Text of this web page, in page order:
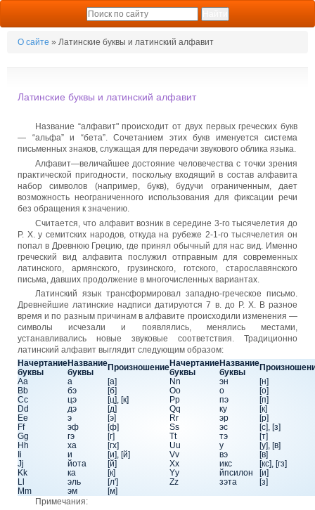
О сайте » Латинские буквы и латинский алфавит
Латинские буквы и латинский алфавит
Название “алфавит" происходит от двух первых греческих букв
— “альфа” и “бета”. Сочетанием этих букв именуется система
письменных знаков, служащая для передачи звукового облика языка.
Алфавит—величайшее достояние человечества с точки зрения
практической пригодности, поскольку входящий в состав алфавита
набор символов (например, букв), будучи ограниченным, дает
возможность неограниченного использования для фиксации речи
без обращения к значению.
Считается, что алфавит возник в середине 3-го тысячелетия до
Р. X. у семитских народов, откуда на рубеже 2-1-го тысячелетия он
попал в Древнюю Грецию, где принял обычный для нас вид. Именно
греческий вид алфавита послужил отправным для современных
латинского, армянского, грузинского, готского, старославянского
письма, давших продолжение в многочисленных вариантах.
Латинский язык трансформировал западно-греческое письмо.
Древнейшие латинские надписи датируются 7 в. до Р. X. В разное
время и по разным причинам в алфавите происходили изменения —
символы исчезали и появлялись, менялись местами,
устанавливались новые звуковые соответствия. Традиционно
латинский алфавит выглядит следующим образом:
Начертание
буквы
Название
буквы
ПроизношениеНачертание
буквы
Название
буквы
Aa
a [а] Nn эн
[н]
Bb
бэ [б] Oo о
[о]
Cc
цэ [ц], [к] Pp пэ
[п]
Dd
дэ [д] Qq ку
[к]
Ee
э [э] Rr эр
[р]
Ff
эф [ф] Ss эс
[с], [з]
Gg
гэ [г] Tt тэ
[т]
Hh
ха [гх] Uu у
[у], [в]
Ii
и [и], [й] Vv вэ
[в]
Jj
йота [й] Xx икс
[кс], [гз]
Kk
ка [к] Yy йпсилон
[и]
Ll
эль [л'] Zz зэта
[з]
Mm
эм
[м]
Примечания: